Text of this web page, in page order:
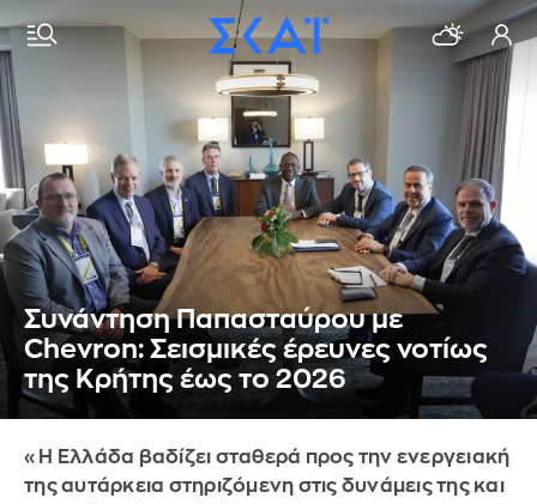
Συνάντηση Παπασταύρου με
Chevron: Σεισμικές έρευνες νοτίως
της Κρήτης έως το 2026
«Η Ελλάδα βαδίζει σταθερά προς την ενεργειακή
της αυτάρκεια στηριζόμενη στις δυνάμεις της και